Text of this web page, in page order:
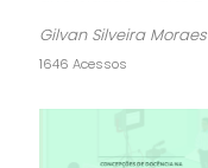
Gilvan Silveira Moraes
1646 Acessos